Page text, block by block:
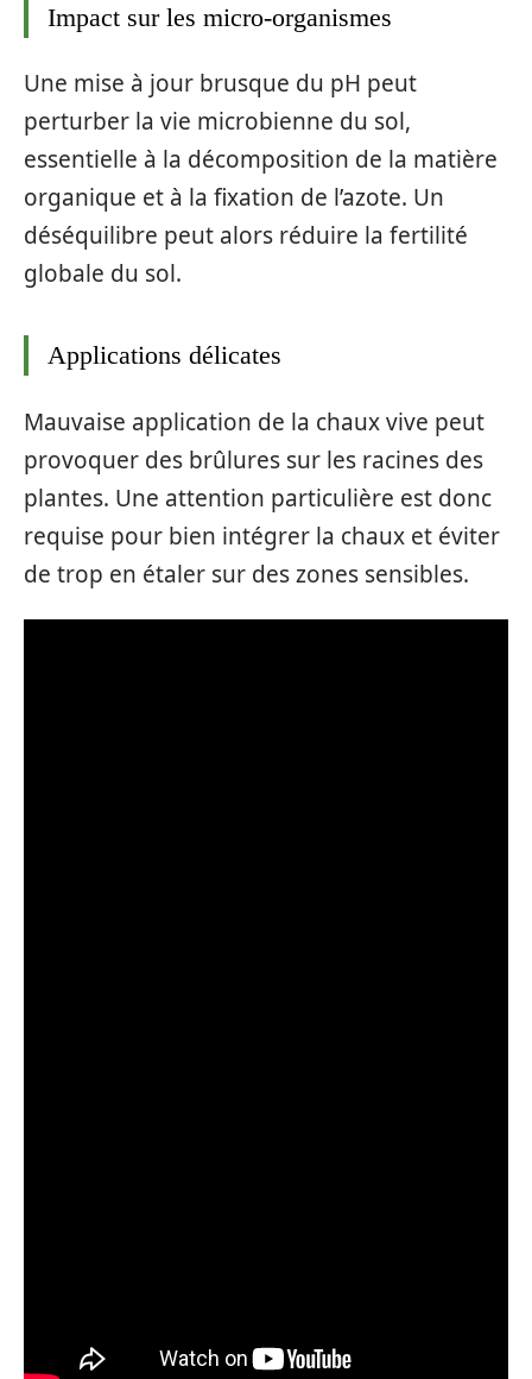
Impact sur les micro-organismes
Une mise à jour brusque du pH peut
perturber la vie microbienne du sol,
essentielle à la décomposition de la matière
organique et à la fixation de l’azote. Un
déséquilibre peut alors réduire la fertilité
globale du sol.
Applications délicates
Mauvaise application de la chaux vive peut
provoquer des brûlures sur les racines des
plantes. Une attention particulière est donc
requise pour bien intégrer la chaux et éviter
de trop en étaler sur des zones sensibles.